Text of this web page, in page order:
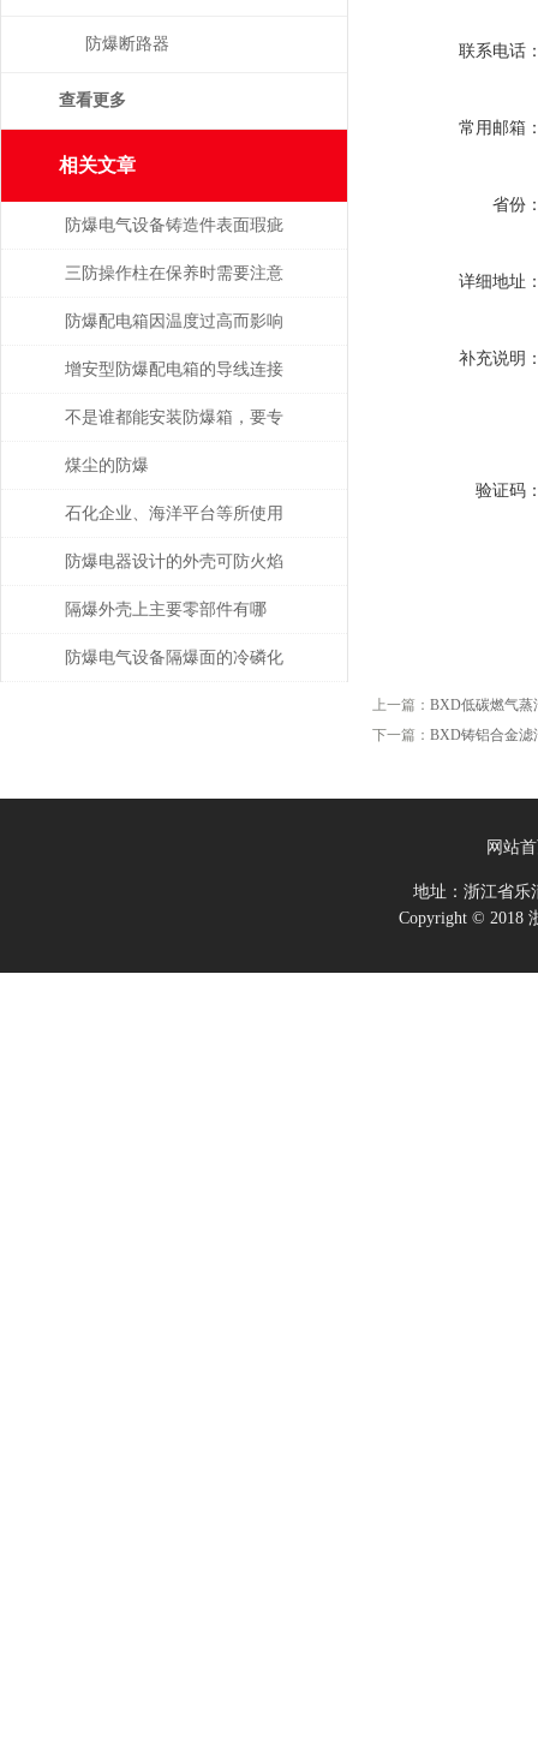
联系电话
常用邮箱
省份
详细地址
补充说明
验证码
上一篇： BXD低碳燃气蒸
下一篇： BXD铸铝合金滤
防爆断路器
查看更多
相关文章
防爆电气设备铸造件表面瑕疵
修复
三防操作柱在保养时需要注意
的事项
防爆配电箱因温度过高而影响
使用寿命
增安型防爆配电箱的导线连接
不是谁都能安装防爆箱，要专
业人士才行
煤尘的防爆
石化企业、海洋平台等所使用
的防爆电气设备注意事项
防爆电器设计的外壳可防火焰
隔爆外壳上主要零部件有哪
些？分别有什么要求？
防爆电气设备隔爆面的冷磷化
网站
地址：浙江省
Copyright © 2018